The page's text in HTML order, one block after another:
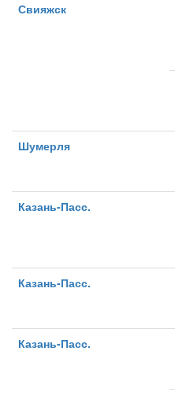
Свияжск
Шумерля
Казань-Пасс.
Казань-Пасс.
Казань-Пасс.